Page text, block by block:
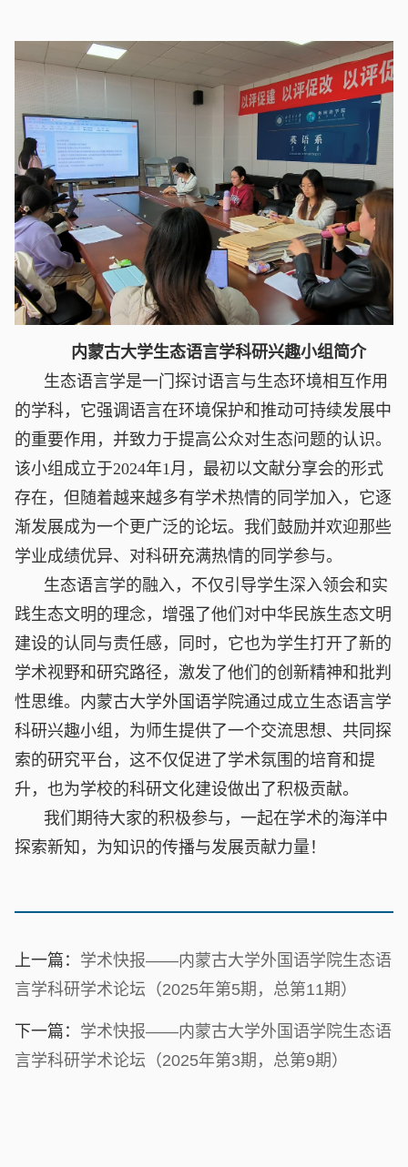
内蒙古大学生态语言学科研兴趣小组简介
生态语言学是一门探讨语言与生态环境相互作用
的学科，它强调语言在环境保护和推动可持续发展中
的重要作用，并致力于提高公众对生态问题的认识。
该小组成立于2024年1月，最初以文献分享会的形式
存在，但随着越来越多有学术热情的同学加入，它逐
渐发展成为一个更广泛的论坛。我们鼓励并欢迎那些
学业成绩优异、对科研充满热情的同学参与。
生态语言学的融入，不仅引导学生深入领会和实
践生态文明的理念，增强了他们对中华民族生态文明
建设的认同与责任感，同时，它也为学生打开了新的
学术视野和研究路径，激发了他们的创新精神和批判
性思维。内蒙古大学外国语学院通过成立生态语言学
科研兴趣小组，为师生提供了一个交流思想、共同探
索的研究平台，这不仅促进了学术氛围的培育和提
升，也为学校的科研文化建设做出了积极贡献。
我们期待大家的积极参与，一起在学术的海洋中
探索新知，为知识的传播与发展贡献力量！
上一篇： 学术快报——内蒙古大学外国语学院生态语
言学科研学术论坛（2025年第5期，总第11期）
下一篇： 学术快报——内蒙古大学外国语学院生态语
言学科研学术论坛（2025年第3期，总第9期）